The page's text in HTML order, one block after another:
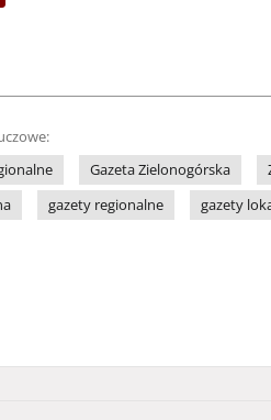
Gazeta Zielonogórska
gazety regionalne gazety